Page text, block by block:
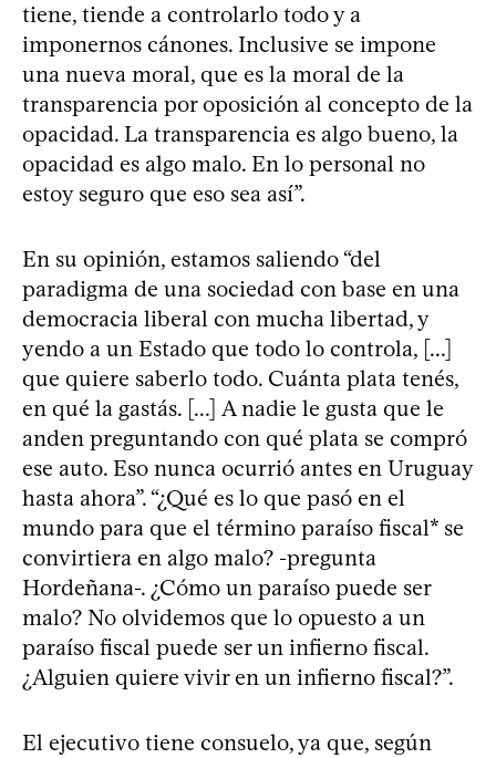
tiene, tiende a controlarlo todo y a
imponernos cánones. Inclusive se impone
una nueva moral, que es la moral de la
transparencia por oposición al concepto de la
opacidad. La transparencia es algo bueno, la
opacidad es algo malo. En lo personal no
estoy seguro que eso sea así”.
En su opinión, estamos saliendo “del
paradigma de una sociedad con base en una
democracia liberal con mucha libertad, y
yendo a un Estado que todo lo controla, [...]
que quiere saberlo todo. Cuánta plata tenés,
en qué la gastás. [...] A nadie le gusta que le
anden preguntando con qué plata se compró
ese auto. Eso nunca ocurrió antes en Uruguay
hasta ahora”. “¿Qué es lo que pasó en el
mundo para que el término paraíso fiscal* se
convirtiera en algo malo? -pregunta
Hordeñana-. ¿Cómo un paraíso puede ser
malo? No olvidemos que lo opuesto a un
paraíso fiscal puede ser un infierno fiscal.
¿Alguien quiere vivir en un infierno fiscal?”.
El ejecutivo tiene consuelo, ya que, según